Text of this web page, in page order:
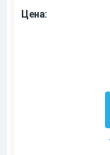
Цена: